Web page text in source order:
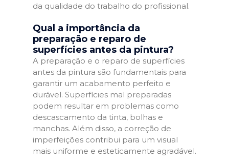
da qualidade do trabalho do profissional.
Qual a importância da
preparação e reparo de
superfícies antes da pintura?
A preparação e o reparo de superfícies
antes da pintura são fundamentais para
garantir um acabamento perfeito e
durável. Superfícies mal preparadas
podem resultar em problemas como
descascamento da tinta, bolhas e
manchas. Além disso, a correção de
imperfeições contribui para um visual
mais uniforme e esteticamente agradável.